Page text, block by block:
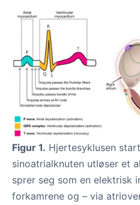
Figur 1. Hjertesyklusen
sinoatrialknuten utløser et
sprer seg som en elektrisk
forkamrene og – via